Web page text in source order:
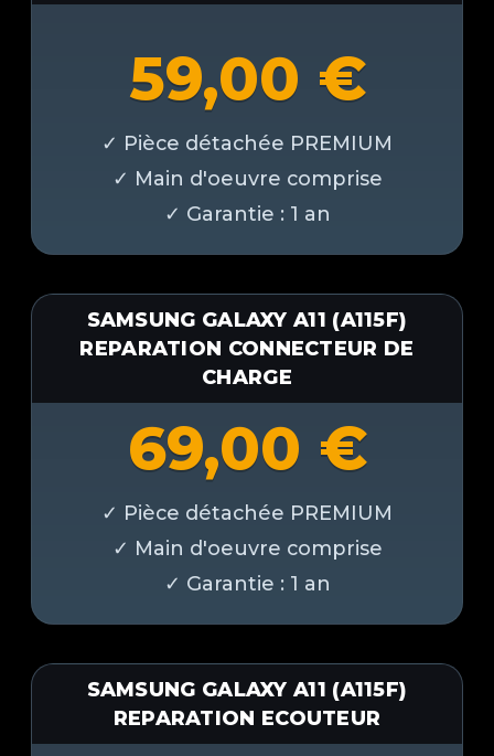
59,00 €
SAMSUNG GALAXY A11 (A115F)
REPARATION CONNECTEUR DE
CHARGE
69,00 €
SAMSUNG GALAXY A11 (A115F)
REPARATION ECOUTEUR